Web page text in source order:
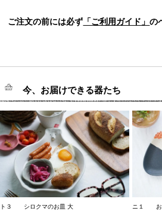
ご注文の前には必ず 「ご利用ガイド」の
今、お届けできる器たち
ト３ シロクマのお皿 大
ニ１ お